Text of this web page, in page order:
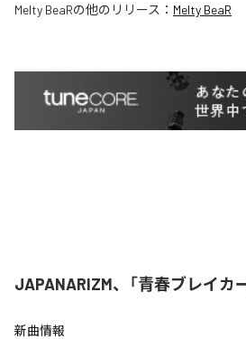
Melty BeaRの他のリリース： Melty BeaR
JAPANARIZM、「青春ブレイカ
新曲情報